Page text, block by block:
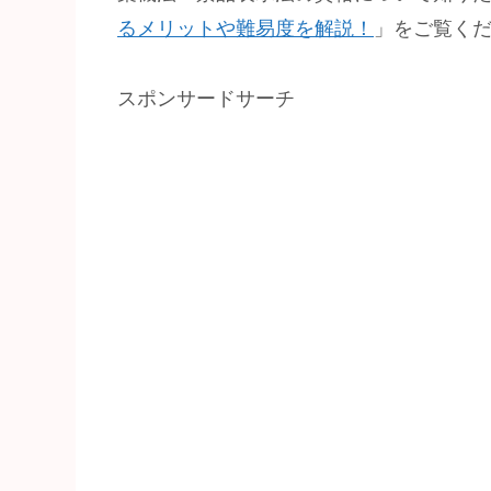
るメリットや難易度を解説！
」をご覧く
スポンサードサーチ